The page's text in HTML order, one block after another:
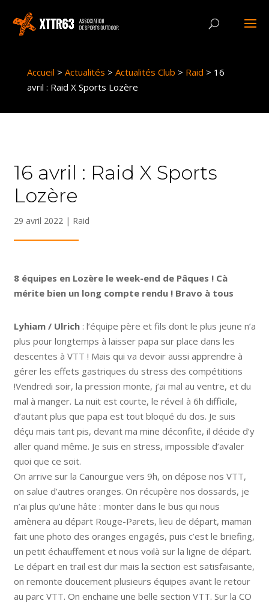
Accueil > Actualités > Actualités Club > Raid > 16
avril : Raid X Sports Lozère
16 avril : Raid X Sports
Lozère
29 avril 2022 | Raid
8 équipes en Lozère le week-end de Pâques ! Cà
mérite bien un long compte rendu ! Bravo à tous
Lyhiam / Ulrich: l’équipe père et fils dont le plus jeune n’a
plus pour longtemps à laisser papa sur place dans les
descentes à VTT ! Mais qui va devoir aussi apprendre à
gérer les effets gastriques du stress des compétitions
!Vendredi soir, la pression monte, j’ai mal au ventre, et du
mal à manger. La nuit est courte, le réveil à 6h difficile,
d’autant plus que papa est tout bloqué du dos. Je suis
déçu mais tant pis, devant ma mine déconfite, il décide d’y
aller quand même. Je suis en stress, impossible d’avaler
quoi que ce soit.
On arrive sur la Canourgue vers 9h, on dépose nos VTT,
on salue d’autres oranges. On récupère nos dossards, je
n’ai plus qu’une hâte : monter dans le bus qui nous
amènera au départ Rouge-Parets, lieu de départ, maman
fait une photo des oranges engagés, puis c’est le briefing,
un petit échauffement et nous voilà sur la ligne de départ.
Le départ en trail est dur mais la section est satisfaisante,
on remonte doucement plusieurs équipes avant le retour
au parc VTT. On enchaine une belle section VTT. Sur la CO